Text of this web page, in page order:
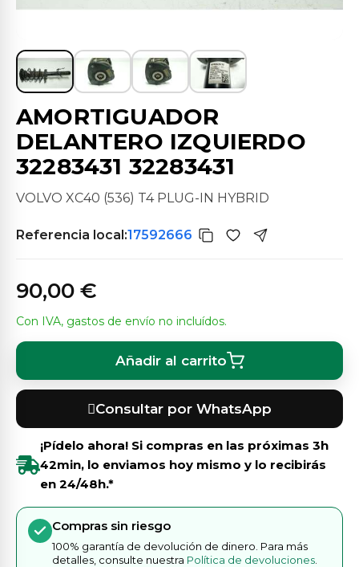
AMORTIGUADOR
DELANTERO IZQUIERDO
32283431 32283431
VOLVO XC40 (536) T4 PLUG-IN HYBRID
Referencia local:17592666
90,00 €
Con IVA, gastos de envío no incluídos.
Añadir al carrito
Consultar por WhatsApp
¡Pídelo ahora! Si compras en las próximas 3h
42min, lo enviamos hoy mismo y lo recibirás
en 24/48h.*
Compras sin riesgo
100% garantía de devolución de dinero. Para más
detalles, consulte nuestra Política de devoluciones